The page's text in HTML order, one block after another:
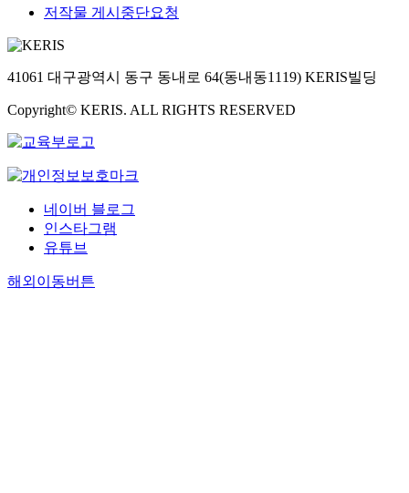
저작물 게시중단요청
41061 대구광역시 동구 동내로 64(동내동1119) KERIS빌딩
Copyright© KERIS. ALL RIGHTS RESERVED
네이버 블로그
인스타그램
유튜브
해외이동버튼